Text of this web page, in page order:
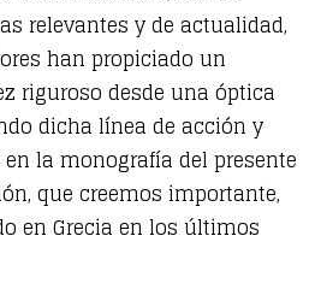
relevantes y de actualidad,
han propiciado un
riguroso desde una óptica
dicha línea de acción y
la monografía del presente
que creemos importante,
en Grecia en los últimos